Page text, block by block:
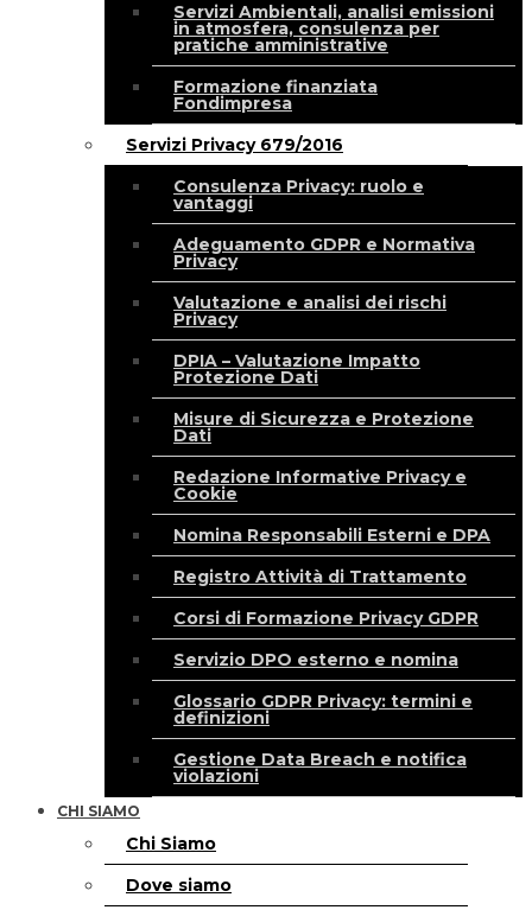
Servizi Ambientali, analisi emissioni
in atmosfera, consulenza per
pratiche amministrative
Formazione finanziata
Fondimpresa
Servizi Privacy 679/2016
Consulenza Privacy: ruolo e
vantaggi
Adeguamento GDPR e Normativa
Privacy
Valutazione e analisi dei rischi
Privacy
DPIA – Valutazione Impatto
Protezione Dati
Misure di Sicurezza e Protezione
Dati
Redazione Informative Privacy e
Cookie
Nomina Responsabili Esterni e DPA
Registro Attività di Trattamento
Corsi di Formazione Privacy GDPR
Servizio DPO esterno e nomina
Glossario GDPR Privacy: termini e
definizioni
Gestione Data Breach e notifica
violazioni
CHI SIAMO
Chi Siamo
Dove siamo